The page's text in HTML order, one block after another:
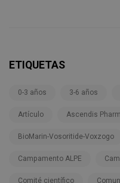
ETIQUETAS
0-3 años 3-6 años
Artículo Ascendis
BioMarin-Vosoritide-Voxzogo
Campamento ALPE
Comité científico